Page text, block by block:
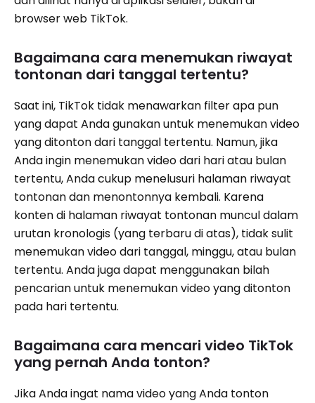
browser web TikTok.
Bagaimana cara menemukan riwayat
tontonan dari tanggal tertentu?
Saat ini, TikTok tidak menawarkan filter apa pun
yang dapat Anda gunakan untuk menemukan video
yang ditonton dari tanggal tertentu. Namun, jika
Anda ingin menemukan video dari hari atau bulan
tertentu, Anda cukup menelusuri halaman riwayat
tontonan dan menontonnya kembali. Karena
konten di halaman riwayat tontonan muncul dalam
urutan kronologis (yang terbaru di atas), tidak sulit
menemukan video dari tanggal, minggu, atau bulan
tertentu. Anda juga dapat menggunakan bilah
pencarian untuk menemukan video yang ditonton
pada hari tertentu.
Bagaimana cara mencari video TikTok
yang pernah Anda tonton?
Jika Anda ingat nama video yang Anda tonton